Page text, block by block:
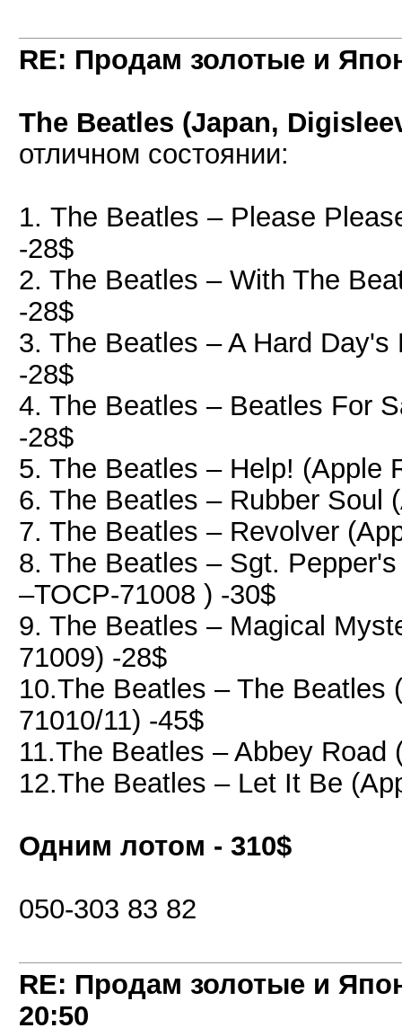
RE: Продам золотые и
The Beatles (Japan,
отличном состоянии:
1. The Beatles – Please
-28$
2. The Beatles – With The
-28$
3. The Beatles ‎– A Hard
-28$
4. The Beatles – Beatles For
-28$
5. The Beatles – Help! (Apple
6. The Beatles – Rubber Soul
7. The Beatles – Revolver
8. The Beatles – Sgt.
–TOCP-71008 ) -30$
9. The Beatles – Magical
71009) -28$
10.The Beatles – The Beatles
71010/11) -45$
11.The Beatles – Abbey
12.The Beatles – Let It Be
Одним лотом - 310$
050-303 83 82
RE: Продам золотые и
20:50